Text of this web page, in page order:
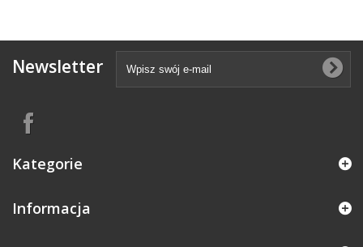
Newsletter
Kategorie
Informacja